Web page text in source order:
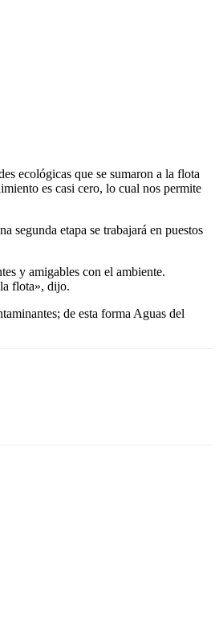
ecológicas que se sumaron a la flota
es casi cero, lo cual nos permite
etapa se trabajará en puestos
y amigables con el ambiente.
flota», dijo.
de esta forma Aguas del